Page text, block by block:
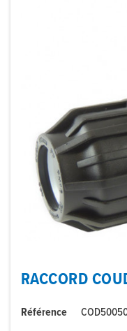
RACCORD
Référence